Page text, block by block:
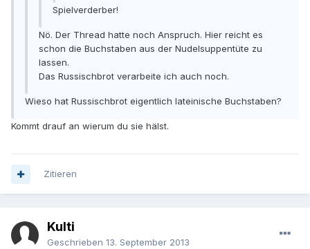
Spielverderber!
Nö. Der Thread hatte noch Anspruch. Hier reicht es
schon die Buchstaben aus der Nudelsuppentüte zu
lassen.
Das Russischbrot verarbeite ich auch noch.
Wieso hat Russischbrot eigentlich lateinische Buchstaben?
Kommt drauf an wierum du sie hälst.
Zitieren
Kulti
Geschrieben 13. September 2013